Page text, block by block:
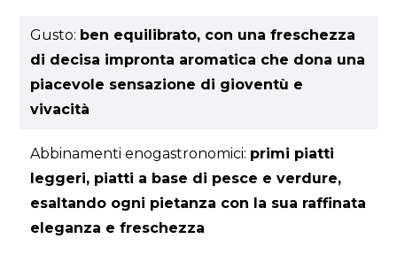
Gusto: ben equilibrato, con una freschezza
di decisa impronta aromatica che dona una
piacevole sensazione di gioventù e
vivacità
Abbinamenti enogastronomici: primi piatti
leggeri, piatti a base di pesce e verdure,
esaltando ogni pietanza con la sua raffinata
eleganza e freschezza